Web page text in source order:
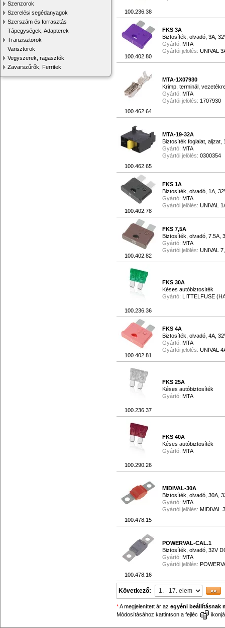
Szenzorok
Szerelési segédanyagok
Szerszám és forrasztás
Tápegységek, Adapterek
Tranzisztorok
Varisztorok
Vegyszerek, ragasztók
Zavarszűrők, Ferritek
100.236.38
100.402.80
FKS 3A
Biztosíték, olvadó, 3A,
Gyártó: MTA
Gyártói jelölés: UNIVAL
100.462.64
MTA-1X07930
Krimp, terminál,
Gyártó: MTA
Gyártói jelölés: 1707930
100.462.65
MTA-19-32A
Biztosíték foglalat, aljzat,
Gyártó: MTA
Gyártói jelölés: 0300354
100.402.78
FKS 1A
Biztosíték, olvadó, 1A,
Gyártó: MTA
Gyártói jelölés: UNIVAL
100.402.82
FKS 7,5A
Biztosíték, olvadó, 7.5A,
Gyártó: MTA
Gyártói jelölés: UNIVAL
100.236.36
FKS 30A
Késes autóbiztosíték
Gyártó: LITTELFUSE
100.402.81
FKS 4A
Biztosíték, olvadó, 4A,
Gyártó: MTA
Gyártói jelölés: UNIVAL
100.236.37
FKS 25A
Késes autóbiztosíték
Gyártó: MTA
100.290.26
FKS 40A
Késes autóbiztosíték
Gyártó: MTA
100.478.15
MIDIVAL-30A
Biztosíték, olvadó, 30A,
Gyártó: MTA
Gyártói jelölés: MIDIVAL
100.478.16
POWERVAL-CAL.1
Biztosíték, olvadó, 32V
Gyártó: MTA
Gyártói jelölés:
Következő:
*A megjelenített ár az egyéni beállításnak
Módosításához kattintson a fejléc